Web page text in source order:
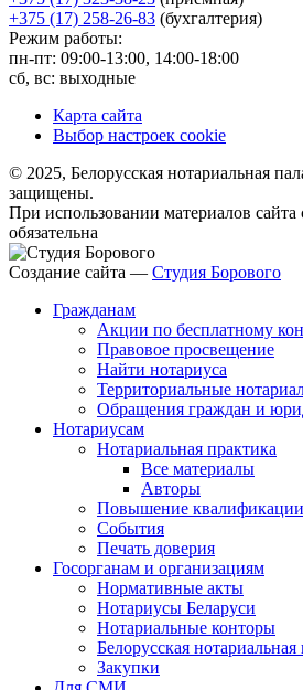
+375 (17) 258-26-83 (бухгалтерия)
Режим работы:
пн-пт: 09:00-13:00, 14:00-18:00
сб, вс: выходные
Карта сайта
Выбор настроек cookie
© 2025, Белорусская нотариальная
защищены.
При использовании материалов сайта
обязательна
Создание сайта — Студия Борового
Гражданам
Акции по бесплатному
Правовое просвещение
Найти нотариуса
Территориальные
Обращения граждан и
Нотариусам
Нотариальная практика
Все материалы
Авторы
Повышение квалификации
События
Печать доверия
Госорганам и организациям
Нормативные акты
Нотариусы Беларуси
Нотариальные конторы
Белорусская нотариальная
Закупки